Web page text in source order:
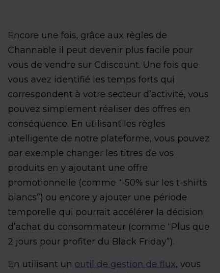
Encore une fois, grâce aux règles de
Channable il peut devenir plus facile pour
vous de vendre sur Cdiscount. Une fois que
vous avez identifié les temps forts qui
correspondent à votre secteur d’activité, vous
pouvez simplement réaliser des offres en
conséquence. En utilisant les règles
intelligente de notre plateforme, vous pouvez
par exemple changer les titres de vos
produits en y ajoutant une offre
promotionnelle (comme “-50% sur les t-shirts
blancs”) ou encore y ajouter une période
temporelle qui pourrait accélérer la décision
d’achat du consommateur (comme “Plus que
2 jours pour profiter du Black Friday”).
En utilisant un outil de gestion de flux, vous